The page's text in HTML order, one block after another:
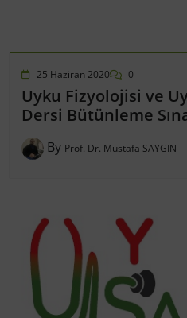
25 Haziran 2020 0
Uyku Fizyolojisi ve
Dersi Bütünleme
By Prof. Dr. Mustafa SAYGIN